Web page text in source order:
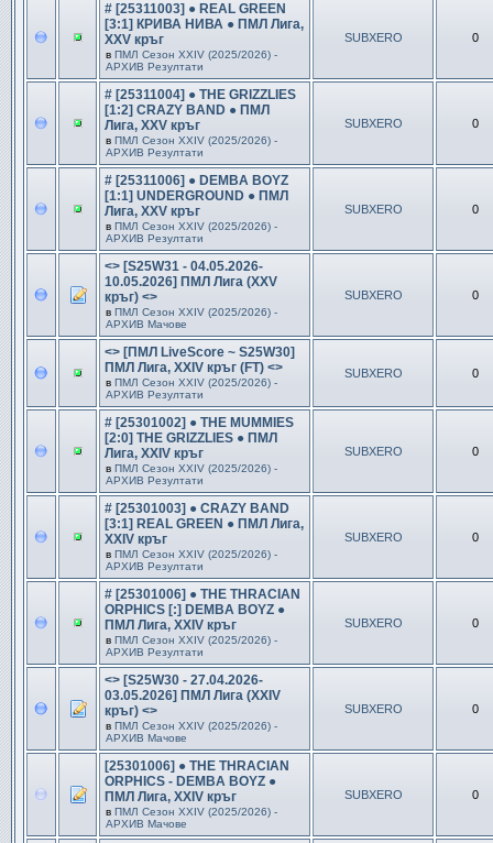
# [25311003] ● REAL GREEN
[3:1] КРИВА НИВА ● ПМЛ Лига,
XXV кръг
в ПМЛ Сезон ХXIV (2025/2026) -
АРХИВ Резултати
SUBXERO 0
# [25311004] ● THE GRIZZLIES
[1:2] CRAZY BAND ● ПМЛ
Лига, XXV кръг
в ПМЛ Сезон ХXIV (2025/2026) -
АРХИВ Резултати
SUBXERO 0
# [25311006] ● DEMBA BOYZ
[1:1] UNDERGROUND ● ПМЛ
Лига, XXV кръг
в ПМЛ Сезон ХXIV (2025/2026) -
АРХИВ Резултати
SUBXERO 0
<> [S25W31 - 04.05.2026-
10.05.2026] ПМЛ Лига (XXV
кръг) <>
в ПМЛ Сезон ХXIV (2025/2026) -
АРХИВ Мачове
SUBXERO 0
<> [ПМЛ LiveScore ~ S25W30]
ПМЛ Лига, XXIV кръг (FT) <>
в ПМЛ Сезон ХXIV (2025/2026) -
АРХИВ Резултати
SUBXERO 0
# [25301002] ● THE MUMMIES
[2:0] THE GRIZZLIES ● ПМЛ
Лига, XXIV кръг
в ПМЛ Сезон ХXIV (2025/2026) -
АРХИВ Резултати
SUBXERO 0
# [25301003] ● CRAZY BAND
[3:1] REAL GREEN ● ПМЛ Лига,
XXIV кръг
в ПМЛ Сезон ХXIV (2025/2026) -
АРХИВ Резултати
SUBXERO 0
# [25301006] ● THE THRACIAN
ORPHICS [:] DEMBA BOYZ ●
ПМЛ Лига, XXIV кръг
в ПМЛ Сезон ХXIV (2025/2026) -
АРХИВ Резултати
SUBXERO 0
<> [S25W30 - 27.04.2026-
03.05.2026] ПМЛ Лига (XXIV
кръг) <>
в ПМЛ Сезон ХXIV (2025/2026) -
АРХИВ Мачове
SUBXERO 0
[25301006] ● THE THRACIAN
ORPHICS - DEMBA BOYZ ●
ПМЛ Лига, XXIV кръг
в ПМЛ Сезон ХXIV (2025/2026) -
АРХИВ Мачове
SUBXERO 0